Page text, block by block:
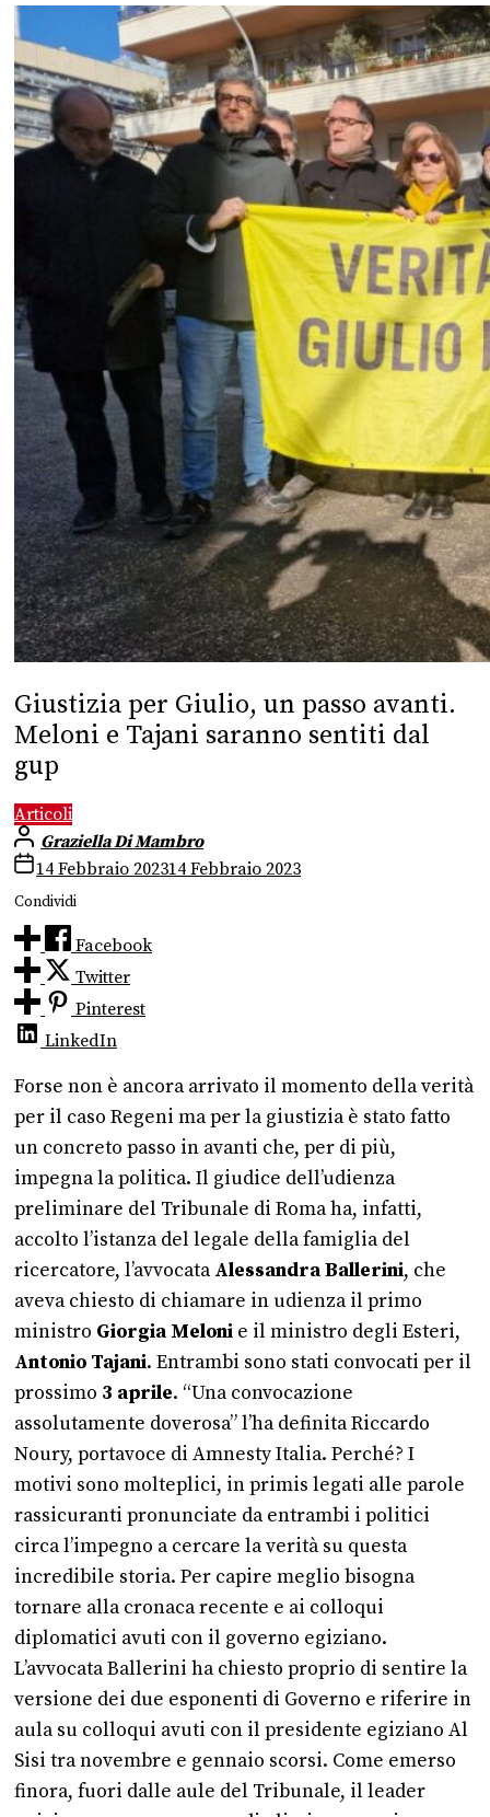
Giustizia per Giulio, un passo avanti.
Meloni e Tajani saranno sentiti dal
gup
Articoli
Graziella Di Mambro
14 Febbraio 202314 Febbraio 2023
Condividi
Facebook
Twitter
Pinterest
LinkedIn
Forse non è ancora arrivato il momento della verità
per il caso Regeni ma per la giustizia è stato fatto
un concreto passo in avanti che, per di più,
impegna la politica. Il giudice dell’udienza
preliminare del Tribunale di Roma ha, infatti,
accolto l’istanza del legale della famiglia del
ricercatore, l’avvocataAlessandra Ballerini, che
aveva chiesto di chiamare in udienza il primo
ministro Giorgia Meloni e il ministro degli Esteri,
Antonio Tajani. Entrambi sono stati convocati per il
prossimo 3 aprile. “Una convocazione
assolutamente doverosa” l’ha definita Riccardo
Noury, portavoce di Amnesty Italia. Perché? I
motivi sono molteplici, in primis legati alle parole
rassicuranti pronunciate da entrambi i politici
circa l’impegno a cercare la verità su questa
incredibile storia. Per capire meglio bisogna
tornare alla cronaca recente e ai colloqui
diplomatici avuti con il governo egiziano.
L’avvocata Ballerini ha chiesto proprio di sentire la
versione dei due esponenti di Governo e riferire in
aula su colloqui avuti con il presidente egiziano Al
Sisi tra novembre e gennaio scorsi. Come emerso
finora, fuori dalle aule del Tribunale, il leader